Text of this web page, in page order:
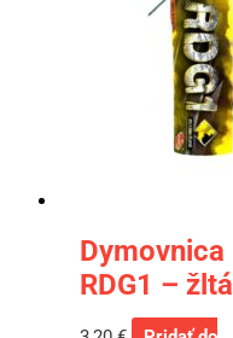
Dymovnica
RDG1 – žltá